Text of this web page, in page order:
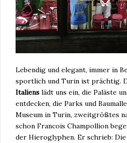
Lebendig und elegant, immer in
sportlich und Turin ist prächtig.
Italiens lädt uns ein, die Paläste
entdecken, die Parks und
Museum in Turin, zweitgrößtes
schon Francois Champollion
der Hieroglyphen. Er schrieb: